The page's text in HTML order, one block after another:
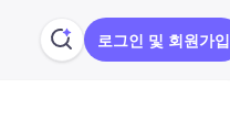
로그인 및 회원가입